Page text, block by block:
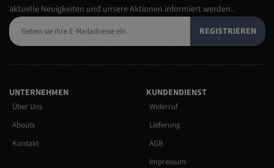
aktuelle Neuigkeiten und unsere Aktionen informiert werden..
REGISTRIEREN
UNTERNEHMEN
Über Uns
Abouts
Kontakt
KUNDENDIENST
Widerruf
Lieferung
AGB
Impressum